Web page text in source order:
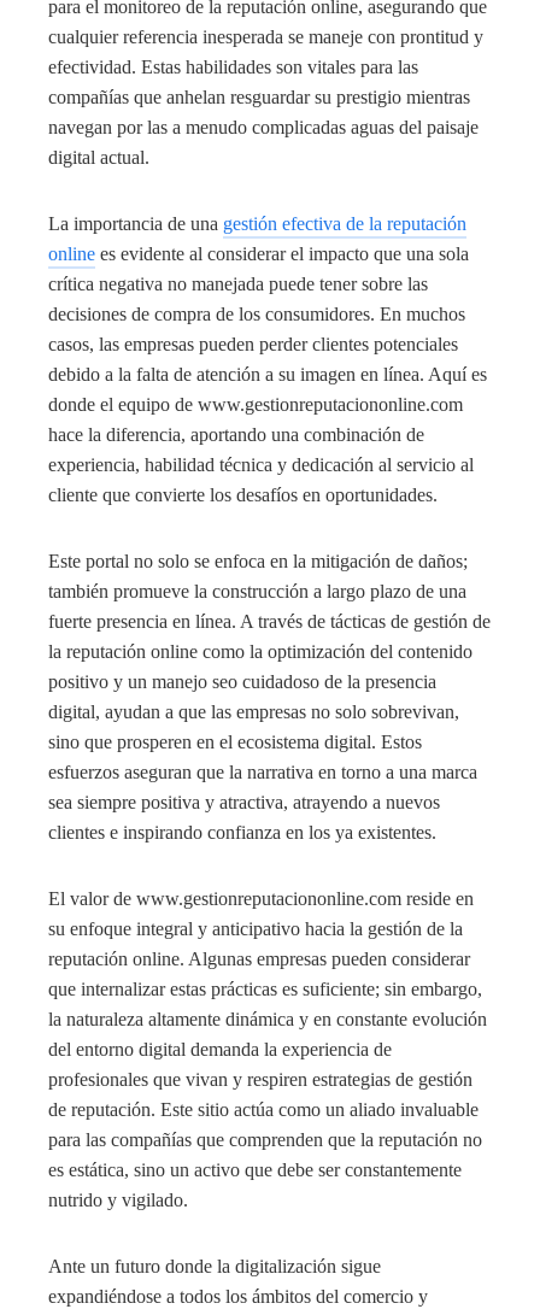
para el monitoreo de la reputación online, asegurando que
cualquier referencia inesperada se maneje con prontitud y
efectividad. Estas habilidades son vitales para las
compañías que anhelan resguardar su prestigio mientras
navegan por las a menudo complicadas aguas del paisaje
digital actual.
La importancia de una gestión efectiva de la reputación
online es evidente al considerar el impacto que una sola
crítica negativa no manejada puede tener sobre las
decisiones de compra de los consumidores. En muchos
casos, las empresas pueden perder clientes potenciales
debido a la falta de atención a su imagen en línea. Aquí es
donde el equipo de www.gestionreputaciononline.com
hace la diferencia, aportando una combinación de
experiencia, habilidad técnica y dedicación al servicio al
cliente que convierte los desafíos en oportunidades.
Este portal no solo se enfoca en la mitigación de daños;
también promueve la construcción a largo plazo de una
fuerte presencia en línea. A través de tácticas de gestión de
la reputación online como la optimización del contenido
positivo y un manejo seo cuidadoso de la presencia
digital, ayudan a que las empresas no solo sobrevivan,
sino que prosperen en el ecosistema digital. Estos
esfuerzos aseguran que la narrativa en torno a una marca
sea siempre positiva y atractiva, atrayendo a nuevos
clientes e inspirando confianza en los ya existentes.
El valor de www.gestionreputaciononline.com reside en
su enfoque integral y anticipativo hacia la gestión de la
reputación online. Algunas empresas pueden considerar
que internalizar estas prácticas es suficiente; sin embargo,
la naturaleza altamente dinámica y en constante evolución
del entorno digital demanda la experiencia de
profesionales que vivan y respiren estrategias de gestión
de reputación. Este sitio actúa como un aliado invaluable
para las compañías que comprenden que la reputación no
es estática, sino un activo que debe ser constantemente
nutrido y vigilado.
Ante un futuro donde la digitalización sigue
expandiéndose a todos los ámbitos del comercio y